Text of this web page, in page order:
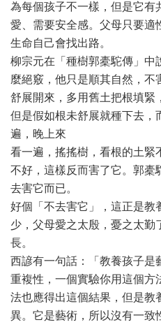
為每個孩子不一樣，但是它有
愛、需要安全感。父母只要適
生命自己會找出路。
柳宗元在「種樹郭橐駝傳」中
麼絕竅，他只是順其自然，不
舒展開來，多用舊土把根填緊
但是假如根未舒展就種下去，
遍，晚上來
看一遍，搖搖樹，看根的土緊
不好，這樣反而害了它。郭橐
去害它而已。
好個「不去害它」，這正是教
少，父母愛之太殷，憂之太勤
長。
西諺有一句話：「教養孩子是
重複性，一個實驗你用這個方
法也應得出這個結果，但是教
異。它是藝術，所以沒有一致